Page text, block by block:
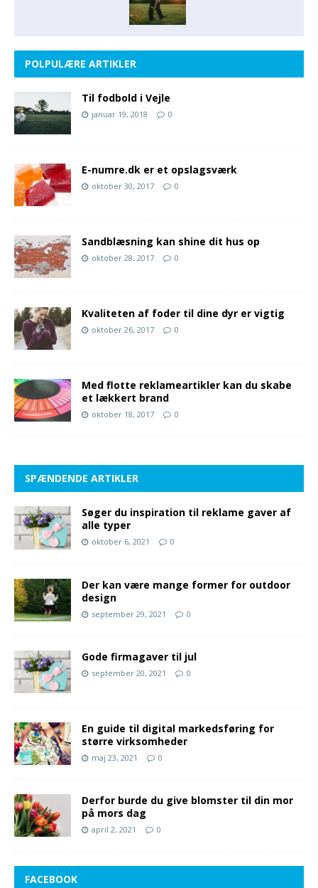
POLPULÆRE ARTIKLER
Til fodbold i Vejle
januar 19, 2018 0
E-numre.dk er et opslagsværk
oktober 30, 2017 0
Sandblæsning kan shine dit hus op
oktober 28, 2017 0
Kvaliteten af foder til dine dyr er vigtig
oktober 26, 2017 0
Med flotte reklameartikler kan du skabe
et lækkert brand
oktober 18, 2017 0
SPÆNDENDE ARTIKLER
Søger du inspiration til reklame gaver af
alle typer
oktober 6, 2021 0
Der kan være mange former for outdoor
design
september 29, 2021 0
Gode firmagaver til jul
september 20, 2021 0
En guide til digital markedsføring for
større virksomheder
maj 23, 2021 0
Derfor burde du give blomster til din mor
på mors dag
april 2, 2021 0
FACEBOOK